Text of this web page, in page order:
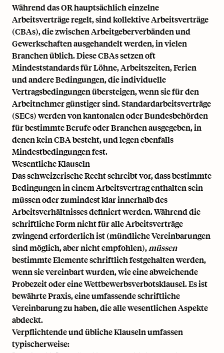
Während das OR hauptsächlich einzelne
Arbeitsverträge regelt, sind kollektive Arbeitsverträge
(CBAs), die zwischen Arbeitgeberverbänden und
Gewerkschaften ausgehandelt werden, in vielen
Branchen üblich. Diese CBAs setzen oft
Mindeststandards für Löhne, Arbeitszeiten, Ferien
und andere Bedingungen, die individuelle
Vertragsbedingungen übersteigen, wenn sie für den
Arbeitnehmer günstiger sind. Standardarbeitsverträge
(SECs) werden von kantonalen oder Bundesbehörden
für bestimmte Berufe oder Branchen ausgegeben, in
denen kein CBA besteht, und legen ebenfalls
Mindestbedingungen fest.
Wesentliche Klauseln
Das schweizerische Recht schreibt vor, dass bestimmte
Bedingungen in einem Arbeitsvertrag enthalten sein
müssen oder zumindest klar innerhalb des
Arbeitsverhältnisses definiert werden. Während die
schriftliche Form nicht für alle Arbeitsverträge
zwingend erforderlich ist (mündliche Vereinbarungen
sind möglich, aber nicht empfohlen),müssen
bestimmte Elemente schriftlich festgehalten werden,
wenn sie vereinbart wurden, wie eine abweichende
Probezeit oder eine Wettbewerbsverbotsklausel. Es ist
bewährte Praxis, eine umfassende schriftliche
Vereinbarung zu haben, die alle wesentlichen Aspekte
abdeckt.
Verpflichtende und übliche Klauseln umfassen
typischerweise: